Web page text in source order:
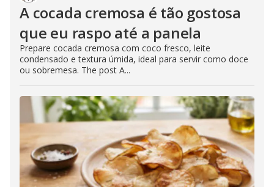
A cocada cremosa é tão gostosa
que eu raspo até a panela
Prepare cocada cremosa com coco fresco, leite
condensado e textura úmida, ideal para servir como doce
ou sobremesa. The post A...